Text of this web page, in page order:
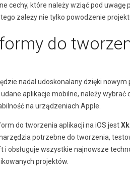
cechy, które należy wziąć pod
zależy nie tylko powodzenie
do
nadal udoskonalany dzięki
aplikacje mobilne, należy wybrać
na urządzeniach Apple.
do tworzenia aplikacji na iOS jest
potrzebne do tworzenia,
obsługuje wszystkie najnowsze
projektów.